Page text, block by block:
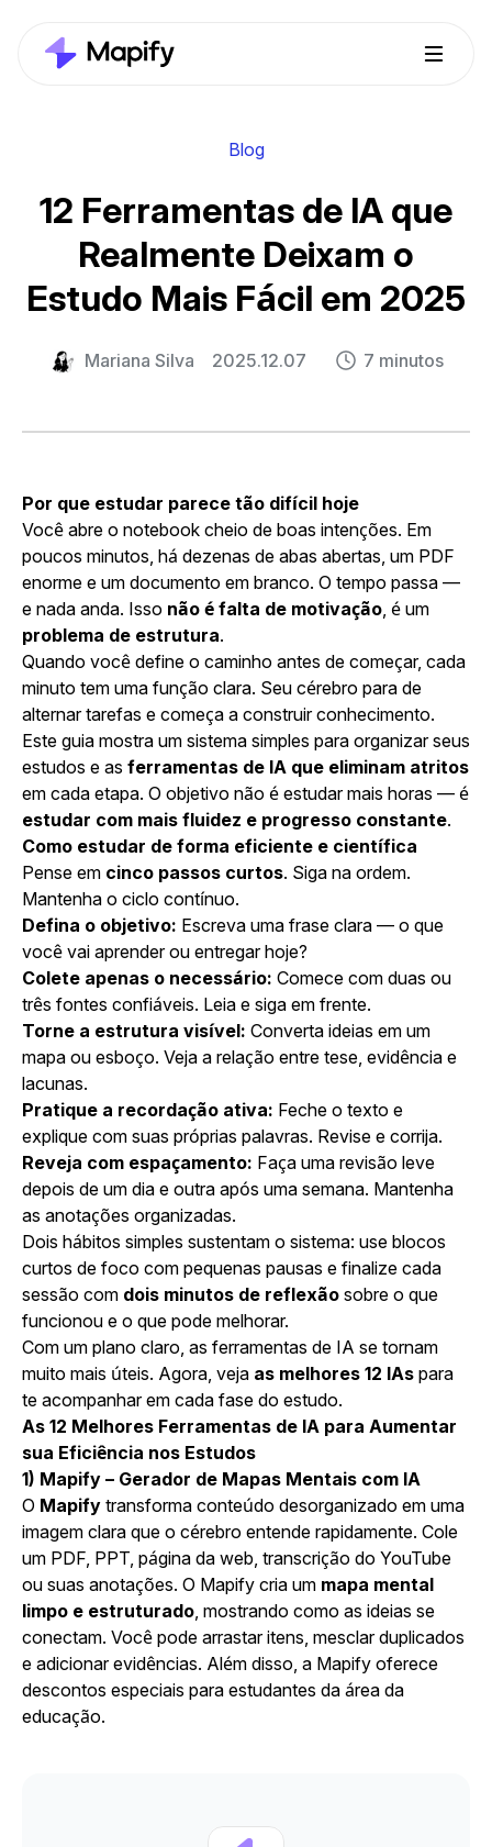
Blog
12 Ferramentas de IA que
Realmente Deixam o
Estudo Mais Fácil em 2025
Mariana Silva 2025.12.07 7 minutos
Por que estudar parece tão difícil hoje
Você abre o notebook cheio de boas intenções. Em
poucos minutos, há dezenas de abas abertas, um PDF
enorme e um documento em branco. O tempo passa —
e nada anda. Isso não é falta de motivação, é um
problema de estrutura.
Quando você define o caminho antes de começar, cada
minuto tem uma função clara. Seu cérebro para de
alternar tarefas e começa a construir conhecimento.
Este guia mostra um sistema simples para organizar seus
estudos e as ferramentas de IA que eliminam atritos
em cada etapa. O objetivo não é estudar mais horas — é
estudar com mais fluidez e progresso constante.
Como estudar de forma eficiente e científica
Pense em cinco passos curtos. Siga na ordem.
Mantenha o ciclo contínuo.
Defina o objetivo: Escreva uma frase clara — o que
você vai aprender ou entregar hoje?
Colete apenas o necessário: Comece com duas ou
três fontes confiáveis. Leia e siga em frente.
Torne a estrutura visível: Converta ideias em um
mapa ou esboço. Veja a relação entre tese, evidência e
lacunas.
Pratique a recordação ativa: Feche o texto e
explique com suas próprias palavras. Revise e corrija.
Reveja com espaçamento: Faça uma revisão leve
depois de um dia e outra após uma semana. Mantenha
as anotações organizadas.
Dois hábitos simples sustentam o sistema: use blocos
curtos de foco com pequenas pausas e finalize cada
sessão com dois minutos de reflexão sobre o que
funcionou e o que pode melhorar.
Com um plano claro, as ferramentas de IA se tornam
muito mais úteis. Agora, veja as melhores 12 IAs para
te acompanhar em cada fase do estudo.
As 12 Melhores Ferramentas de IA para Aumentar
sua Eficiência nos Estudos
1) Mapify – Gerador de Mapas Mentais com IA
O Mapify transforma conteúdo desorganizado em uma
imagem clara que o cérebro entende rapidamente. Cole
um PDF, PPT, página da web, transcrição do YouTube
ou suas anotações. O Mapify cria um mapa mental
limpo e estruturado, mostrando como as ideias se
conectam. Você pode arrastar itens, mesclar duplicados
e adicionar evidências. Além disso, a Mapify oferece
descontos especiais para estudantes da área da
educação.